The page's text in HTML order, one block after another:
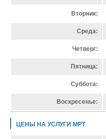
Вторник:
Среда:
Четверг:
Пятница:
Суббота:
Воскресенье:
ЦЕНЫ НА УСЛУГИ МРТ